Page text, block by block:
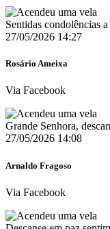
Sentidas condolências
27/05/2026 14:27
Rosário Ameixa
Via Facebook
Grande Senhora,
27/05/2026 14:08
Arnaldo Fragoso
Via Facebook